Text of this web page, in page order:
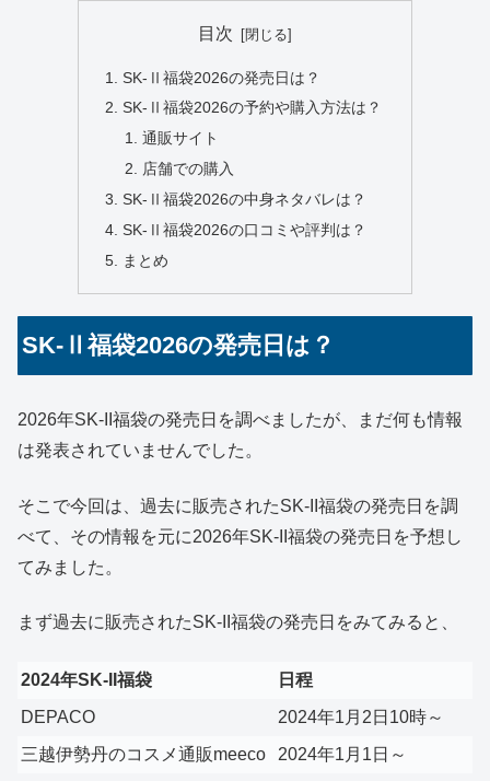
目次
SK-Ⅱ福袋2026の発売日は？
SK-Ⅱ福袋2026の予約や購入方法は？
通販サイト
店舗での購入
SK-Ⅱ福袋2026の中身ネタバレは？
SK-Ⅱ福袋2026の口コミや評判は？
まとめ
SK-Ⅱ福袋2026の発売日は？
2026年SK-II福袋の発売日を調べましたが、まだ何も情報
は発表されていませんでした。
そこで今回は、過去に販売されたSK-II福袋の発売日を調
べて、その情報を元に2026年SK-II福袋の発売日を予想し
てみました。
まず過去に販売されたSK-II福袋の発売日をみてみると、
2024年SK-II福袋
日程
DEPACO
2024年1月2日10時～
三越伊勢丹のコスメ通販meeco
2024年1月1日～